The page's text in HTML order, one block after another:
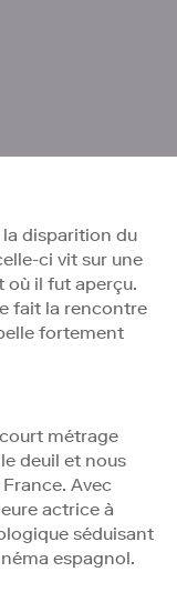
la disparition du
ci vit sur une
il fut aperçu.
fait la rencontre
fortement
métrage
deuil et nous
Avec
actrice à
séduisant
espagnol.